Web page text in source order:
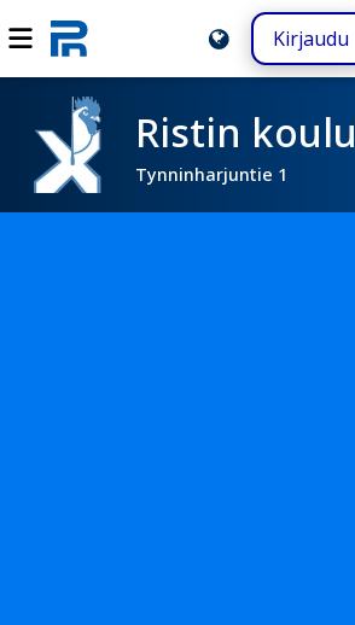
Kirjaudu
Ristin koulu
Tynninharjuntie 1